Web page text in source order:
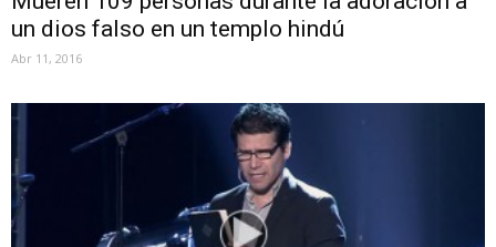
un dios falso en un templo hindú
Abr 11, 2016